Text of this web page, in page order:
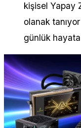
kişisel Yapay
olanak
günlük